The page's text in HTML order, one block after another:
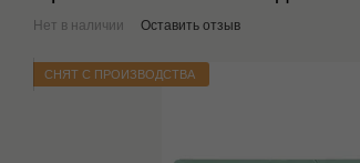
Нет в наличии Оставить отзыв
СНЯТ С ПРОИЗВОДСТВА